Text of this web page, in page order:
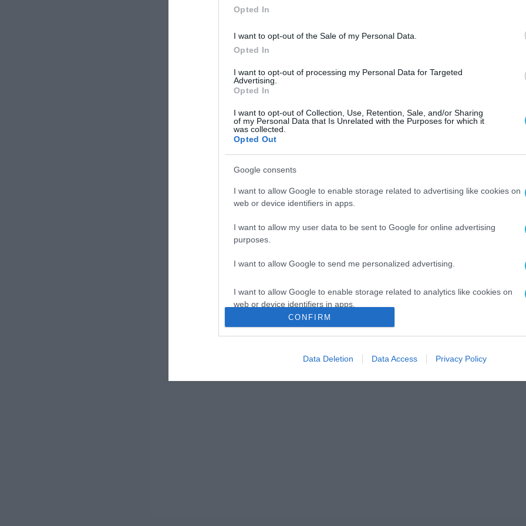
Opted In
I want to opt-out of the Sale of my Personal Data.
Opted In
I want to opt-out of processing my Personal Data for Targeted
Advertising.
Opted In
I want to opt-out of Collection, Use, Retention, Sale, and/or Sharing
of my Personal Data that Is Unrelated with the Purposes for which it
was collected.
Opted Out
Google consents
I want to allow Google to enable storage related to advertising like cookies on
web or device identifiers in apps.
I want to allow my user data to be sent to Google for online advertising
purposes.
I want to allow Google to send me personalized advertising.
I want to allow Google to enable storage related to analytics like cookies on
web or device identifiers in apps.
I want to allow Google to enable storage related to functionality of the website
I want to allow Google to enable storage related to personalization.
CONFIRM
Data Deletion Data Access Privacy Policy